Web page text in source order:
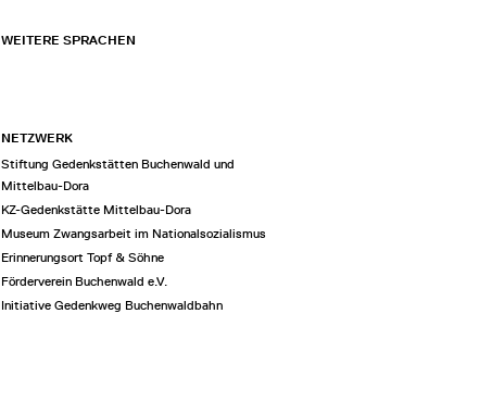
WEITERE SPRACHEN
NETZWERK
Stiftung Gedenkstätten Buchenwald und
Mittelbau-Dora
KZ-Gedenkstätte Mittelbau-Dora
Museum Zwangsarbeit im Nationalsozialismus
Erinnerungsort Topf & Söhne
Förderverein Buchenwald e.V.
Initiative Gedenkweg Buchenwaldbahn